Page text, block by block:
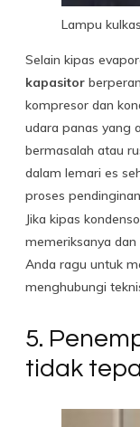
Lampu
Selain kipas
kapasitor
kompresor dan
udara panas yang
bermasalah atau
dalam lemari es
proses
Jika kipas
memeriksanya
Anda ragu untuk
menghubungi
5.
tidak